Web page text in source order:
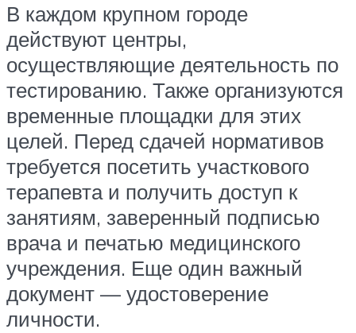
В каждом крупном городе
действуют центры,
осуществляющие деятельность по
тестированию. Также организуются
временные площадки для этих
целей. Перед сдачей нормативов
требуется посетить участкового
терапевта и получить доступ к
занятиям, заверенный подписью
врача и печатью медицинского
учреждения. Еще один важный
документ — удостоверение
личности.